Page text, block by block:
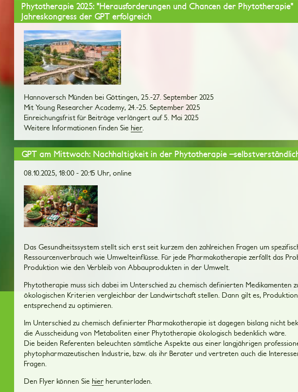
Phytotherapie 2025: "Herausforderungen und Chancen der Phytotherapie"
Jahreskongress der GPT erfolgreich
Hannoversch Münden bei Göttingen, 25.-27. September 2025
Mit Young Researcher Academy, 24.-25. September 2025
Einreichungsfrist für Beiträge verlängert auf 5. Mai 2025
Weitere Informationen finden Sie hier
GPT am Mittwoch: Nachhaltigkeit in der Phytotherapie
08.10.2025, 18:00 - 20:15 Uhr, online
Das Gesundheitssystem stellt sich erst seit kurzem den zahlreichen Fragen um
Ressourcenverbrauch wie Umwelteinflüsse. Für jede Pharmakotherapie zerfällt das
Produktion wie den Verbleib von Abbauprodukten in der Umwelt.
Phytotherapie muss sich dabei im Unterschied zu chemisch definierten Medikamenten
ökologischen Kriterien vergleichbar der Landwirtschaft stellen. Dann gilt es,
entsprechend zu optimieren.
Im Unterschied zu chemisch definierter Pharmakotherapie ist dagegen bislang nicht
die Ausscheidung von Metaboliten einer Phytotherapie ökologisch bedenklich wäre.
Die beiden Referenten beleuchten sämtliche Aspekte aus einer langjährigen
phytopharmazeutischen Industrie, bzw. als ihr Berater und vertreten auch die
Fragen.
Den Flyer können Sie hier herunterladen.